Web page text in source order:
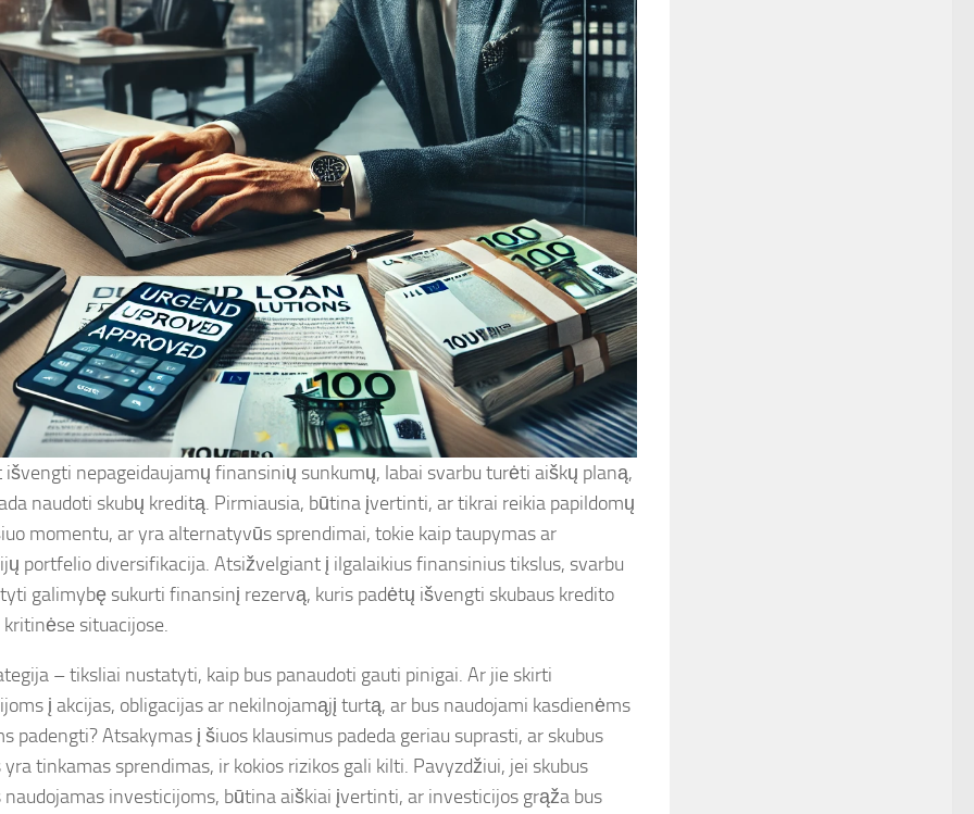
išvengti nepageidaujamų finansinių sunkumų, labai svarbu turėti aiškų planą,
naudoti skubų kreditą. Pirmiausia, būtina įvertinti, ar tikrai reikia papildomų
momentu, ar yra alternatyvūs sprendimai, tokie kaip taupymas ar
portfelio diversifikacija. Atsižvelgiant į ilgalaikius finansinius tikslus, svarbu
galimybę sukurti finansinį rezervą, kuris padėtų išvengti skubaus kredito
situacijose.
– tiksliai nustatyti, kaip bus panaudoti gauti pinigai. Ar jie skirti
į akcijas, obligacijas ar nekilnojamąjį turtą, ar bus naudojami kasdienėms
padengti? Atsakymas į šiuos klausimus padeda geriau suprasti, ar skubus
tinkamas sprendimas, ir kokios rizikos gali kilti. Pavyzdžiui, jei skubus
naudojamas investicijoms, būtina aiškiai įvertinti, ar investicijos grąža bus